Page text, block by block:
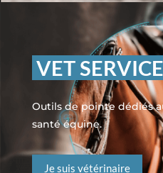
VET
Outils de pointe dédiés
santé équine.
Je suis vétérinaire